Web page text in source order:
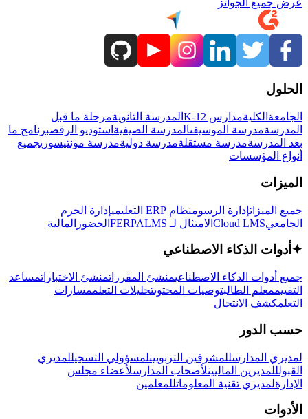
الحلول
الجامعة الكليةمدارس K-12 المدرسة الثانويةمرحلة ما قبل
المدرسةمدرسة الموسيقىالمدرسة الصيفية استوديو الرقصبرنامج ما
بعد المدرسةمدرسة مستقلةمدرسة دوليةمدرسة مونتيسوريجميع
أنواع المؤسسات
الميزات
جميع الميزاتإدارة الرسومنظام ERP التعليمي
إدارة الحرم
الجامعيCloud LMS الامتثال لـ FERPA LMS الحضور المالية
✦ أدوات الذكاء الاصطناعي
جميع أدوات الذكاء الاصطناعيمنشئ المقرراتمنشئ الاختباراتمساعد
التقييممعلم الطالبتوصيات المحتوىتحليلات التعلممسارات
التعلمكشف الانتحال
حسب الدور
لمديري المدارسللمشرفين التربويينلمسؤولي التسجيللمديري
القبولللمديرين الماليينلأصحاب المدارسلأعضاء مجلس
الإدارةلمديري تقنية المعلوماتللمعلمين
الأدوات